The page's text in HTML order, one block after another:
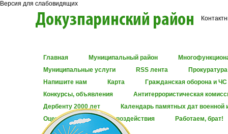
Версия для слабовидящих
Главная Муниципальный район
Муниципальные услуги
RSS лента
Напишите нам
Карта
Гражданская оборона и ЧС
Конкурсы, объявления
Антитеррористическая
Дербенту 2000 лет
Календарь памятных дат военной
Оценка регулирующего воздействия
Работаем, брат!